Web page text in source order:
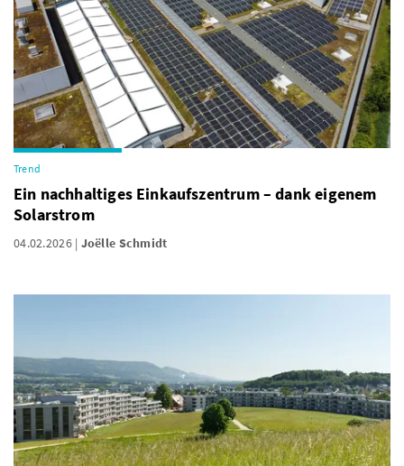
Trend
Ein nachhaltiges Einkaufszentrum – dank eigenem
Solarstrom
04.02.2026 Joëlle Schmidt